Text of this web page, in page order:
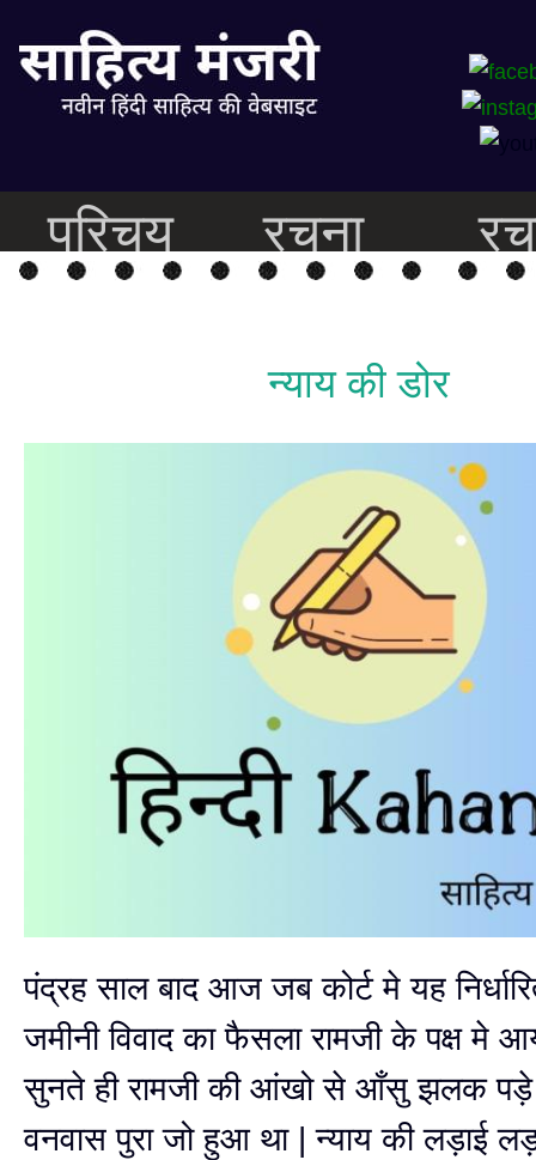
परिचय रचना
न्याय की डोर
पंद्रह साल बाद आज जब कोर्ट मे यह
जमीनी विवाद का फैसला रामजी के पक्ष मे
सुनते ही रामजी की आंखो से आँसु झलक
वनवास पुरा जो हुआ था | न्याय की लड़ाई